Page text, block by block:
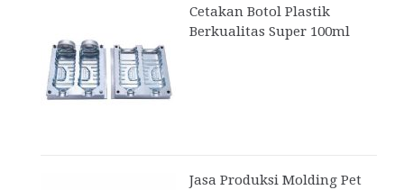
Cetakan Botol Plastik
Berkualitas Super 100ml
Jasa Produksi Molding Pet